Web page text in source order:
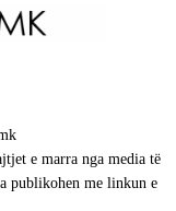
e marra nga media të
publikohen me linkun e